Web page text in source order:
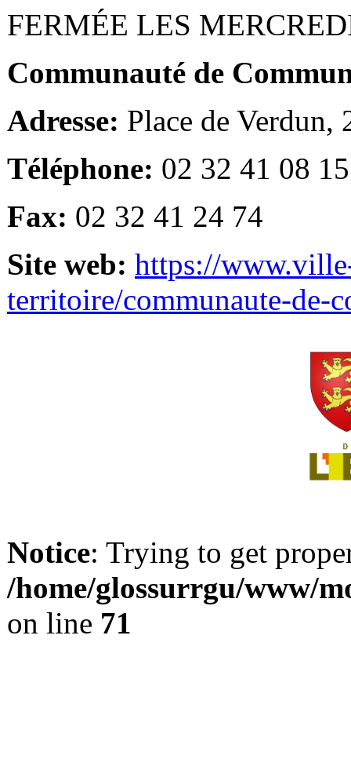
FERMÉE LES
Communauté de
Adresse: Place de Verdun,
Téléphone: 02 32 41 08 15
Fax: 02 32 41 24 74
Site web: https://
territoire/communaute-de-
Notice: Trying to get
/home/glossurrgu/www/
on line 71